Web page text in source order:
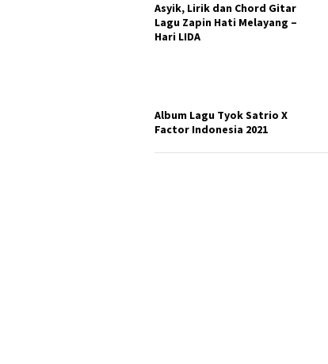
Asyik, Lirik dan Chord Gitar
Lagu Zapin Hati Melayang –
Hari LIDA
Album Lagu Tyok Satrio X
Factor Indonesia 2021